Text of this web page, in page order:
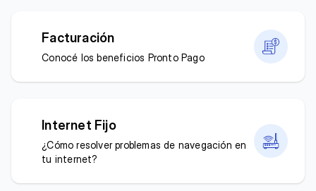
Facturación
Conocé los beneficios Pronto Pago
Internet Fijo
¿Cómo resolver problemas de navegación en
tu internet?